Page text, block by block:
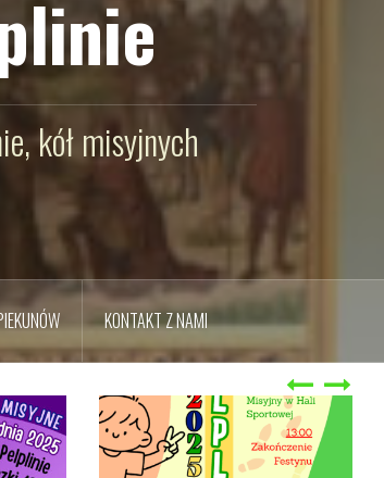
kół misyjnych
KONTAKT Z NAMI